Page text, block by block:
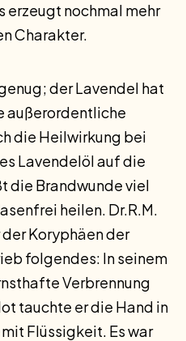
erzeugt nochmal mehr
Charakter.
der Lavendel hat
außerordentliche
die Heilwirkung bei
Lavendelöl auf die
die Brandwunde viel
heilen. Dr.R.M.
Koryphäen der
folgendes: In seinem
Verbrennung
tauchte er die Hand in
Flüssigkeit. Es war